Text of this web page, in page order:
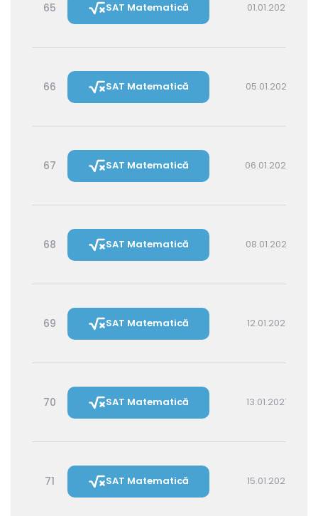
65 SAT Matematică 01.01.2027 16:00
66 SAT Matematică 05.01.2027 16:00
67 SAT Matematică 06.01.2027 14:30
68 SAT Matematică 08.01.2027 16:00
69 SAT Matematică 12.01.2027 16:00
70 SAT Matematică 13.01.2027 14:30
71 SAT Matematică 15.01.2027 16:00